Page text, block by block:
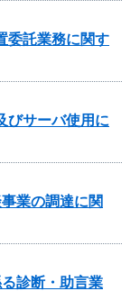
委託業務に関す
びサーバ使用に
業の調達に関
診断・助言業